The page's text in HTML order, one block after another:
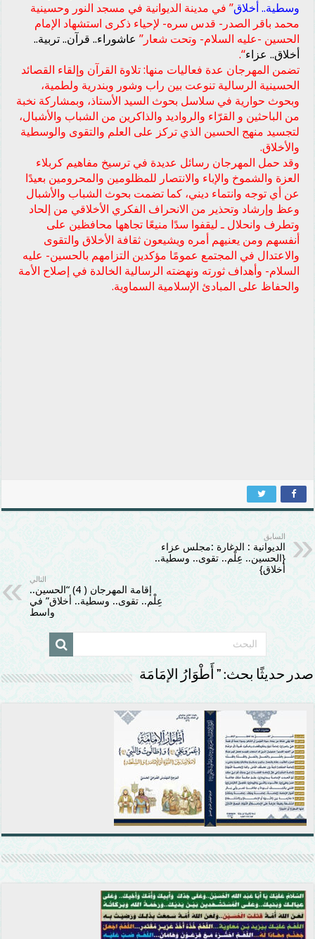
وسطية.. أخلاق” في مدينة الديوانية في مسجد النور وحسينية
محمد باقر الصدر- قدس سره- لإحياء ذكرى استشهاد الإمام
الحسين -عليه السلام- وتحت شعار” عاشوراء.. قرآن.. تربية..
أخلاق.. عزاء“.
تضمن المهرجان عدة فعاليات منها: تلاوة القرآن وإلقاء القصائد
الحسينية الرسالية تنوعت بين راب وشور وبندرية ولطمية،
وبحوث حوارية في سلاسل بحوث السيد الأستاذ، وبمشاركة نخبة
من الباحثين و القرّاء والرواديد والذاكرين من الشباب والأشبال،
لتجسيد منهج الحسين الذي تركز على العلم والتقوى والوسطية
والأخلاق.
وقد حمل المهرجان رسائل عديدة في ترسيخ مفاهيم كربلاء
العزة والشموخ والإباء والانتصار للمظلومين والمحرومين بعيدًا
عن أي توجه وانتماء ديني، كما تضمت بحوث الشباب والأشبال
وعظ وإرشاد وتحذير من الانحراف الفكري الأخلاقي من إلحاد
وتطرف وانحلال ـ ليقفوا سدًا منيعًا تجاهها محافظين على
أنفسهم ومن يعنيهم أمره ويشيعون ثقافة الأخلاق والتقوى
والاعتدال في المجتمع عمومًا مؤكدين التزامهم بالحسين- عليه
السلام- وأهداف ثورته ونهضته الرسالية الخالدة في إصلاح الأمة
والحفاظ على المبادئ الإسلامية السماوية.
السابق
الديوانية : الدغارة :مجلس عزاء
{الحسين.. عِلْم.. تقوى.. وسطية..
أخلاق}
التالي
إقامة المهرجان ( 4) “الحسين..
عِلْم.. تقوى.. وسطية.. أخلاق” في
واسط
صدر حديثًا بحث: ” أَطْوَارُ الإمَامَة